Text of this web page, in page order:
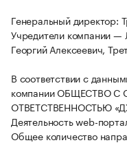
Генеральный директор:
Учредители компании —
Георгий Алексеевич,
В соответствии с
компании ОБЩЕСТВО С
ОТВЕТСТВЕННОСТЬЮ
Деятельность web-
Общее количество